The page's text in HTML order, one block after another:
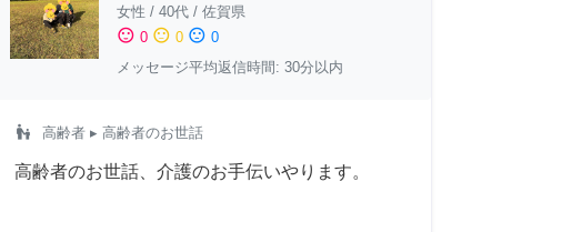
女性 / 40代/ 佐賀県
sentiment_satisfied 0 sentiment_neutral 0 sentiment_dissatisfied 0
メッセージ平均返信時間: 30分以内
escalator_warning 高齢者▸ 高齢者のお世話
高齢者のお世話、介護のお手伝いやります。